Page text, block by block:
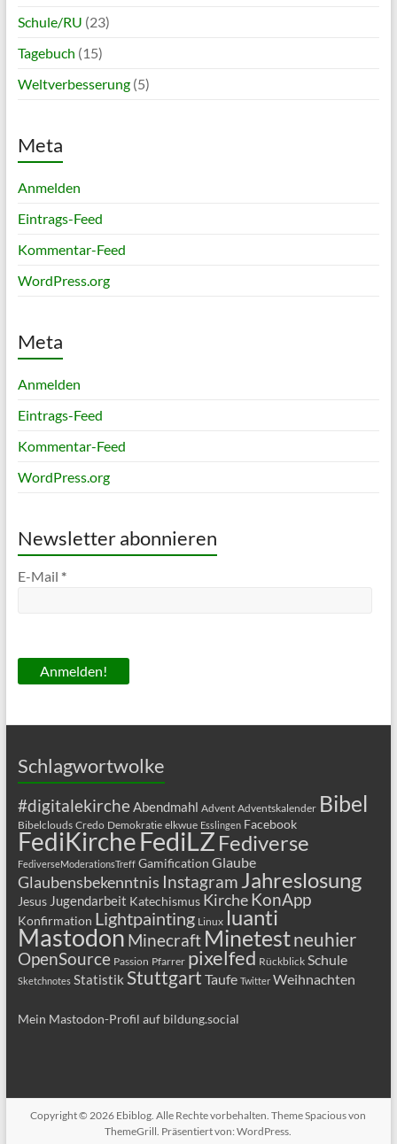
Schule/RU (23)
Tagebuch (15)
Weltverbesserung(5)
Meta
Anmelden
Eintrags-Feed
Kommentar-Feed
WordPress.org
Meta
Anmelden
Eintrags-Feed
Kommentar-Feed
WordPress.org
Newsletter abonnieren
E-Mail *
Schlagwortwolke
#digitalekircheAbendmahl Advent Adventskalender Bibel
Bibelclouds Credo Demokratie elkwue Esslingen Facebook
FediKircheFediLZ Fediverse
FediverseModerationsTreff Gamification Glaube
Glaubensbekenntnis Instagram Jahreslosung
Jesus Jugendarbeit Katechismus KircheKonApp
Konfirmation Lightpainting Linux luanti
Mastodon Minecraft Minetestneuhier
OpenSource Passion Pfarrer pixelfed Rückblick Schule
Sketchnotes Statistik Stuttgart Taufe Twitter Weihnachten
Mein Mastodon-Profil auf bildung.social
Copyright © 2026 Ebiblog . Alle Rechte vorbehalten. ThemeSpaciousvon
ThemeGrill. Präsentiert von:WordPress